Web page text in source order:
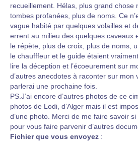
recueillement. Hélas, plus grand chose
tombes profanées, plus de noms. Ce
vague habité par quelques volailles et
errent au milieu des quelques caveaux
le répète, plus de croix, plus de noms,
le chaufffeur et le guide étaient
lire la déception et l’écoeurement sur
d’autres anecdotes à raconter sur mon
parlerai une prochaine fois.
PS.J’ai encore d’autres photos de ce
photos de Lodi, d’Alger mais il est
d’une photo. Merci de me faire savoir
pour vous faire parvenir d’autres
Fichier que vous envoyez :